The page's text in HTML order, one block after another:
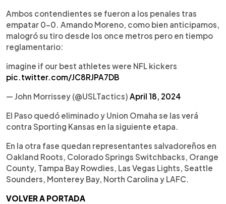
Ambos contendientes se fueron a los penales tras
empatar 0-0. Amando Moreno, como bien anticipamos,
malogró su tiro desde los once metros pero en tiempo
reglamentario:
imagine if our best athletes were NFL kickers
pic.twitter.com/JC8RJPA7DB
— John Morrissey (@USLTactics) April 18, 2024
El Paso quedó eliminado y Union Omaha se las verá
contra Sporting Kansas en la siguiente etapa.
En la otra fase quedan representantes salvadoreños en
Oakland Roots, Colorado Springs Switchbacks, Orange
County, Tampa Bay Rowdies, Las Vegas Lights, Seattle
Sounders, Monterey Bay, North Carolina y LAFC.
VOLVER A PORTADA